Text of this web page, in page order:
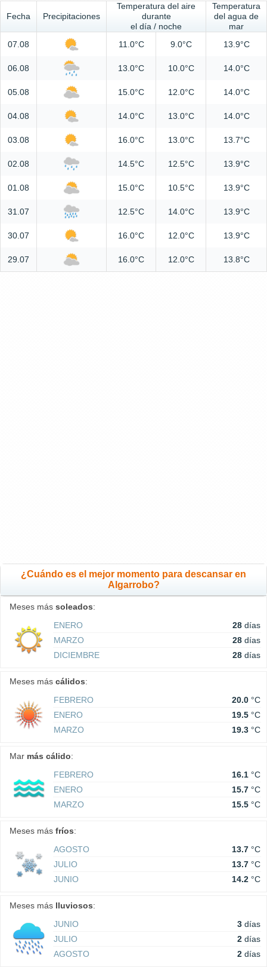
Fecha Precipitaciones
Temperatura del aire
durante
el día / noche
Temperatura
del agua de
mar
07.08
11.0°C 9.0°C 13.9°C
06.08 13.0°C 10.0°C 14.0°C
05.08 15.0°C 12.0°C 14.0°C
04.08 14.0°C 13.0°C 14.0°C
03.08 16.0°C 13.0°C 13.7°C
02.08 14.5°C 12.5°C 13.9°C
01.08 15.0°C 10.5°C 13.9°C
31.07 12.5°C 14.0°C 13.9°C
30.07 16.0°C 12.0°C 13.9°C
29.07 16.0°C 12.0°C 13.8°C
¿Cuándo es el mejor momento para descansar en
Algarrobo?
Meses más soleados:
ENERO
28 días
MARZO
28 días
DICIEMBRE
28 días
Meses más cálidos:
FEBRERO
20.0 °C
ENERO
19.5 °C
MARZO
19.3 °C
Mar más cálido:
FEBRERO
16.1 °C
ENERO
15.7 °C
MARZO
15.5 °C
Meses más fríos:
AGOSTO
13.7 °C
JULIO
13.7 °C
JUNIO
14.2 °C
Meses más lluviosos:
JUNIO
3 días
JULIO
2 días
AGOSTO
2 días